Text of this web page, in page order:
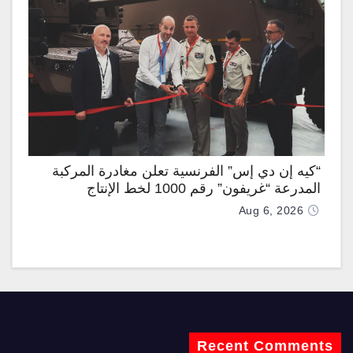
“كيه إن دي إس” الفرنسية تعلن مغادرة المركبة
المدرعة “غريفون” رقم 1000 لخط الإنتاج
Aug 6, 2026
Recent Comments